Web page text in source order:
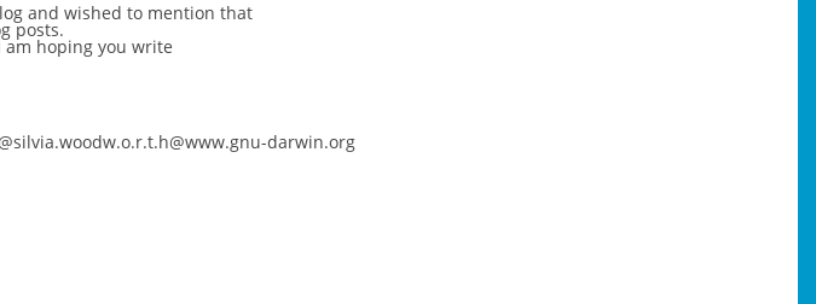
and wished to mention that
posts.
am hoping you write
darwin.org